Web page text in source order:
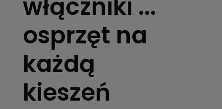
włączniki ...
osprzęt na
każdą
kieszeń